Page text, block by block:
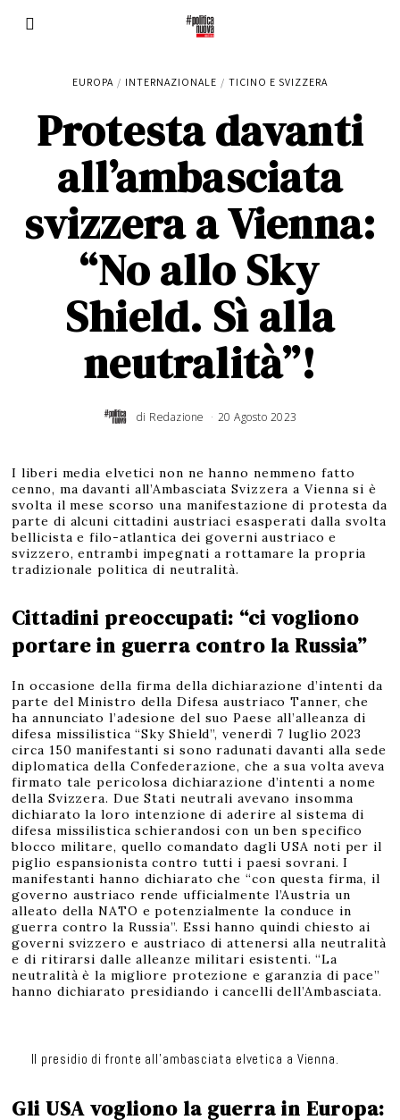
EUROPA / INTERNAZIONALE / TICINO E SVIZZERA
Protesta davanti
all’ambasciata
svizzera a Vienna:
“No allo Sky
Shield. Sì alla
neutralità”!
di Redazione 20 Agosto 2023
I liberi media elvetici non ne hanno nemmeno fatto
cenno, ma davanti all’Ambasciata Svizzera a Vienna si è
svolta il mese scorso una manifestazione di protesta da
parte di alcuni cittadini austriaci esasperati dalla svolta
bellicista e filo-atlantica dei governi austriaco e
svizzero, entrambi impegnati a rottamare la propria
tradizionale politica di neutralità.
Cittadini preoccupati: “ci vogliono
portare in guerra contro la Russia”
In occasione della firma della dichiarazione d’intenti da
parte del Ministro della Difesa austriaco Tanner, che
ha annunciato l’adesione del suo Paese all’alleanza di
difesa missilistica “Sky Shield”, venerdì 7 luglio 2023
circa 150 manifestanti si sono radunati davanti alla sede
diplomatica della Confederazione, che a sua volta aveva
firmato tale pericolosa dichiarazione d’intenti a nome
della Svizzera. Due Stati neutrali avevano insomma
dichiarato la loro intenzione di aderire al sistema di
difesa missilistica schierandosi con un ben specifico
blocco militare, quello comandato dagli USA noti per il
piglio espansionista contro tutti i paesi sovrani. I
manifestanti hanno dichiarato che “con questa firma, il
governo austriaco rende ufficialmente l’Austria un
alleato della NATO e potenzialmente la conduce in
guerra contro la Russia”. Essi hanno quindi chiesto ai
governi svizzero e austriaco di attenersi alla neutralità
e di ritirarsi dalle alleanze militari esistenti. “La
neutralità è la migliore protezione e garanzia di pace”
hanno dichiarato presidiando i cancelli dell’Ambasciata.
Il presidio di fronte all’ambasciata elvetica a Vienna.
Gli USA vogliono la guerra in Europa: